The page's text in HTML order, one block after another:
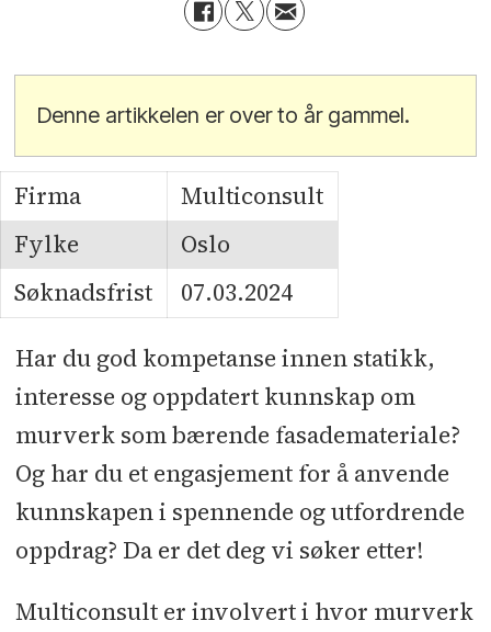
Denne artikkelen er over to år gammel.
Firma
Multiconsult
Fylke
Oslo
Søknadsfrist
07.03.2024
Har du god kompetanse innen statikk,
interesse og oppdatert kunnskap om
murverk som bærende fasademateriale?
Og har du et engasjement for å anvende
kunnskapen i spennende og utfordrende
oppdrag? Da er det deg vi søker etter!
Multiconsult er involvert i hvor murverk